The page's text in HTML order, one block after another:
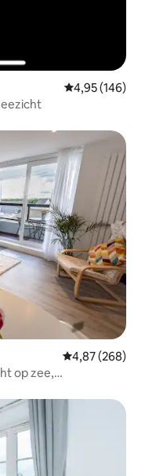
Gemiddelde
4,95 (146)
Gemiddelde
4,87 (268)
op zee,